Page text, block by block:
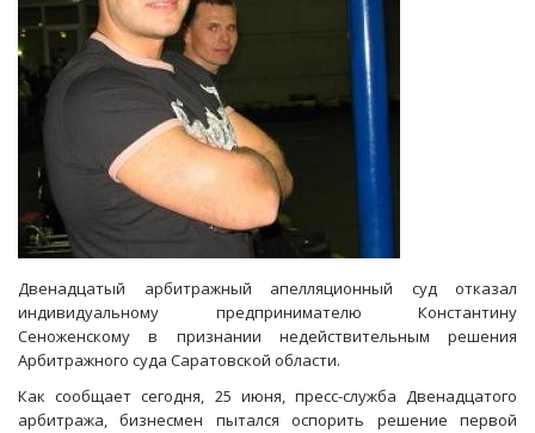
Двенадцатый арбитражный апелляционный суд отказал
индивидуальному предпринимателю Константину
Сеноженскому в признании недействительным решения
Арбитражного суда Саратовской области.
Как сообщает сегодня, 25 июня, пресс-служба Двенадцатого
арбитража, бизнесмен пытался оспорить решение первой